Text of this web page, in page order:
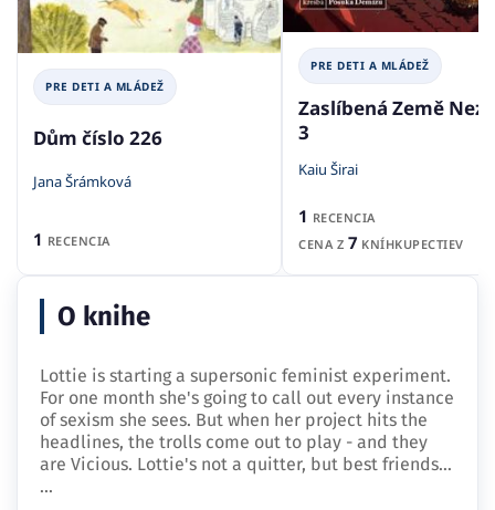
PRE DETI A MLÁDEŽ
Dům číslo 226
Jana Šrámková
1 RECENCIA
PRE DETI A MLÁDEŽ
Zaslíbená Země
3
Kaiu Širai
1 RECENCIA
CENA Z 7 KNÍHKUPECTIEV
O knihe
Lottie is starting a supersonic feminist experiment.
For one month she's going to call out every instance
of sexism she sees. But when her project hits the
headlines, the trolls come out to play - and they
are Vicious. Lottie's not a quitter, but best friends…
...